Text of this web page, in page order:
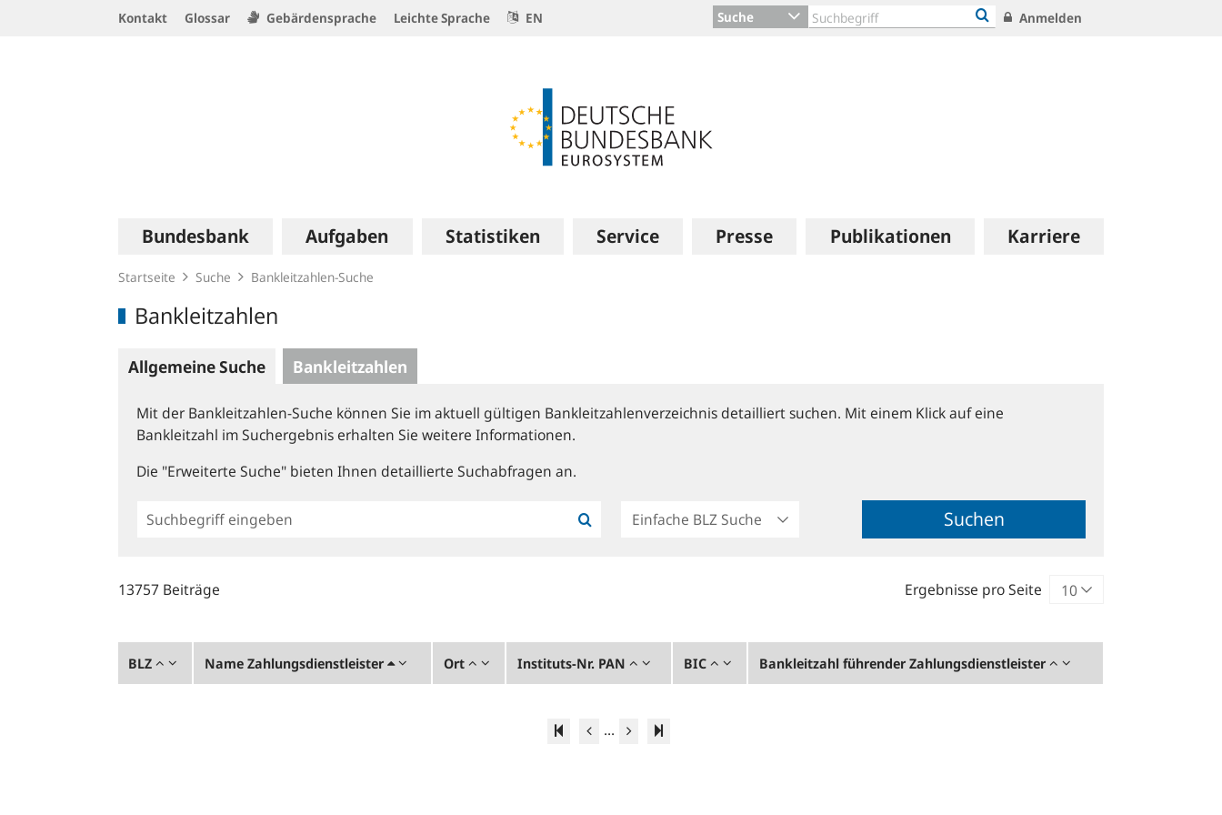
Kontakt Glossar Gebärdensprache Leichte Sprache EN Suche Anmelden
Hauptnavigation
Bundesbank Aufgaben Statistiken Service Presse Publikationen Karriere
Startseite Suche Bankleitzahlen-Suche
Bankleitzahlen
Allgemeine Suche Bankleitzahlen
Mit der Bankleitzahlen-Suche können Sie im aktuell gültigen Bankleitzahlenverzeichnis detailliert suchen. Mit einem Klick auf eine
Bankleitzahl im Suchergebnis erhalten Sie weitere Informationen.
Die "Erweiterte Suche" bieten Ihnen detaillierte Suchabfragen an.
Einfache
Suche
Suchen
13757 Beiträge Ergebnisse pro Seite
BLZ Name Zahlungsdienstleister Ort Instituts-Nr. PAN BIC Bankleitzahl führender Zahlungsdienstleister
...